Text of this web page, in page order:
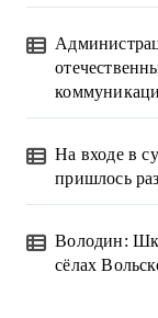
На входе в
пришлось
Володин:
сёлах